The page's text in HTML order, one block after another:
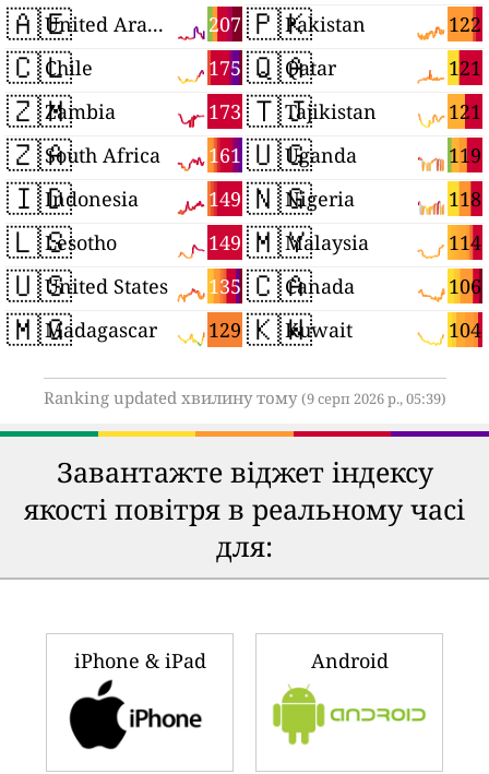
🇦🇪 207
United Arab Emirates
🇨🇱 175
Chile
🇿🇲 173
Zambia
🇿🇦 161
South Africa
🇮🇩 149
Indonesia
🇱🇸 149
Lesotho
🇺🇸 135
United States
🇲🇬 129
Madagascar
🇵🇰 122
Pakistan
🇶🇦 121
Qatar
🇹🇯 121
Tajikistan
🇺🇬 119
Uganda
🇳🇬 118
Nigeria
🇲🇾 114
Malaysia
🇨🇦 106
Canada
🇰🇼 104
Kuwait
Ranking updated хвилину тому(9 серп 2026 р., 05:39)
Завантажте віджет індексу
якості повітря в реальному часі
для:
iPhone & iPad Android